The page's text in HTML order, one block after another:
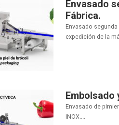
Envasado
Fábrica.
Envasado
expedición de la
Embolsado
Envasado de
INOX....